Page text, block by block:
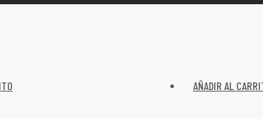
AÑADIR AL